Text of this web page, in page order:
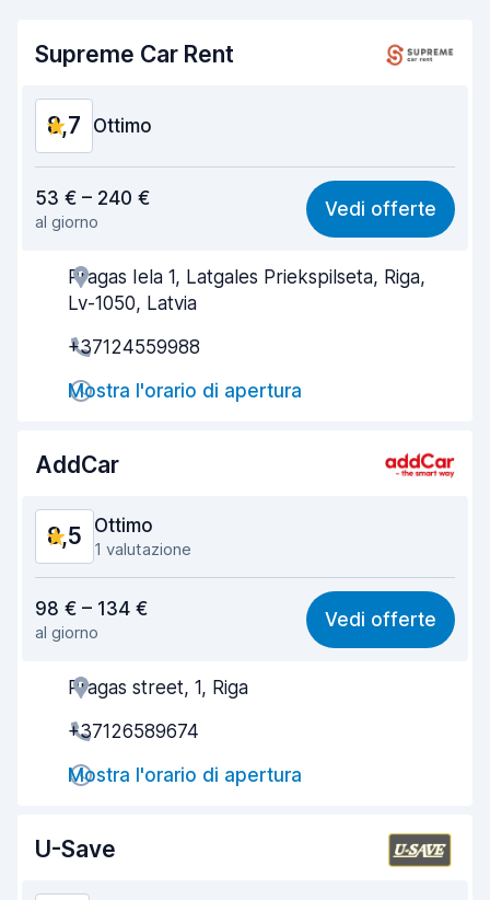
Supreme Car Rent
8,7 Ottimo
8,8
Facile da trovare 8,2
Gentilezza degli agenti
Condizioni dell'auto 9,2
53 € – 240 €
al giorno
Vedi offerte
Pragas Iela 1, Latgales Priekspilseta, Riga,
Lv-1050, Latvia
+37124559988
Mostra l'orario di apertura
AddCar
8,5 Ottimo
1 valutazione
8,8
Facile da trovare 8,2
Gentilezza degli agenti
Rapidità del ritiro
Rapidità della riconsegna
8,8
98 € – 134 €
al giorno
Vedi offerte
Pragas street, 1, Riga
+37126589674
Mostra l'orario di apertura
U-Save